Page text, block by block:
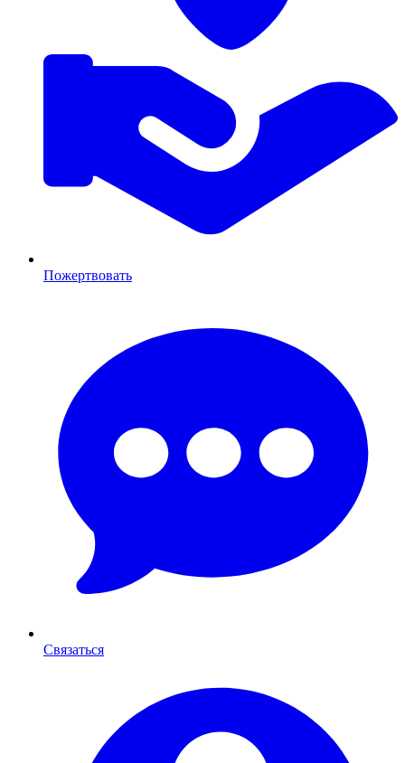
Пожертвовать
Связаться